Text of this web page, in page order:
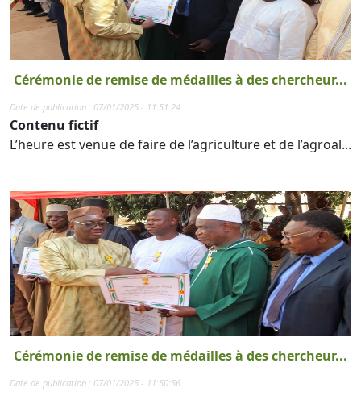
Cérémonie de remise de médailles à des chercheur...
Date de publication : 07/01/2025 - 11:51:24
Contenu fictif
L’heure est venue de faire de l’agriculture et de l’agroal...
Cérémonie de remise de médailles à des chercheur...
Date de publication : 07/01/2025 - 11:50:56